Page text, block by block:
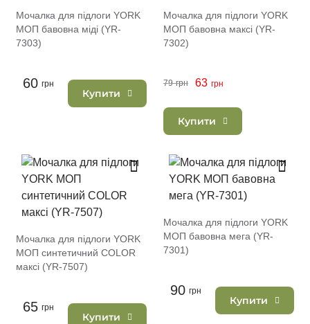
Мочалка для підлоги YORK
МОП бавовна міді (YR-
7303)
60 грн
Купити
Мочалка для підлоги YORK
МОП бавовна максі (YR-
7302)
79 грн 63 грн
Купити
Мочалка для підлоги YORK
МОП синтетичний COLOR
максі (YR-7507)
65 грн
Купити
Мочалка для підлоги YORK
МОП бавовна мега (YR-
7301)
90 грн
Купити